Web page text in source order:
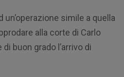
un’operazione simile a quella
alla corte di Carlo
buon grado l’arrivo di